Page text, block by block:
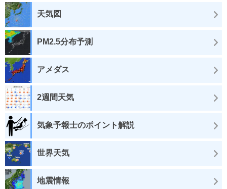
天気図
PM2.5分布予測
アメダス
2週間天気
気象予報士のポイント解説
世界天気
地震情報